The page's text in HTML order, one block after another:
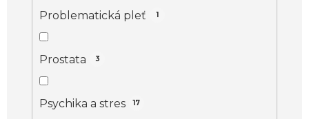
Problematická pleť 1
Prostata 3
Psychika a stres 17